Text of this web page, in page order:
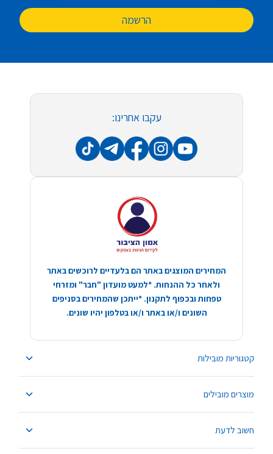
הרשמה
קטגוריות מובילות
מוצרים מובילים
חשוב לדעת
עקבו אחרינו:
המחירים המוצגים באתר הם בלעדיים לרוכשים באתר
ולאחר כל ההנחות. *למעט מועדון "חבר" ומזרחי
טפחות ובכפוף לתקנון. *ייתכן שהמחירים בסניפים
השונים ו/או באתר ו/או בטלפון יהיו שונים.